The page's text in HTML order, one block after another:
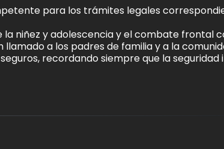
para los trámites legales
niñez y adolescencia y el combate frontal
a los padres de familia y a la
recordando siempre que la seguridad